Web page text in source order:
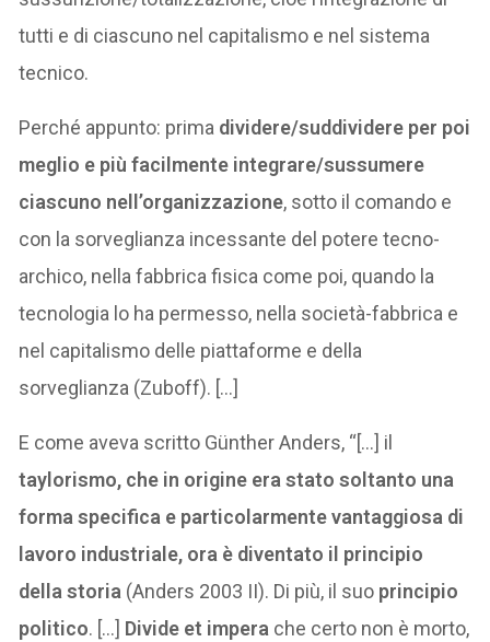
tutti e di ciascuno nel capitalismo e nel sistema
tecnico.
Perché appunto: prima dividere/suddividere per poi
meglio e più facilmente integrare/sussumere
ciascuno nell’organizzazione, sotto il comando e
con la sorveglianza incessante del potere tecno-
archico, nella fabbrica fisica come poi, quando la
tecnologia lo ha permesso, nella società-fabbrica e
nel capitalismo delle piattaforme e della
sorveglianza (Zuboff). […]
E come aveva scritto Günther Anders, “[…] il
taylorismo, che in origine era stato soltanto una
forma specifica e particolarmente vantaggiosa di
lavoro industriale, ora è diventato il principio
della storia (Anders 2003 II). Di più, il suo principio
politico. […] Divide et impera che certo non è morto,